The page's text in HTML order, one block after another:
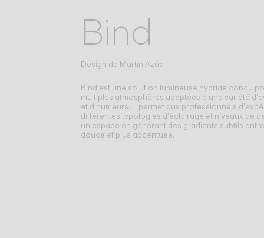
Bind
Design de Martín Azúa
Bind est une solution lumineuse hybride conçu
multiples atmosphères adaptées à une variété
et d'humeurs. Il permet aux professionnels
différentes typologies d'éclairage et niveaux de
un espace en générant des gradients subtils
douce et plus accentuée.